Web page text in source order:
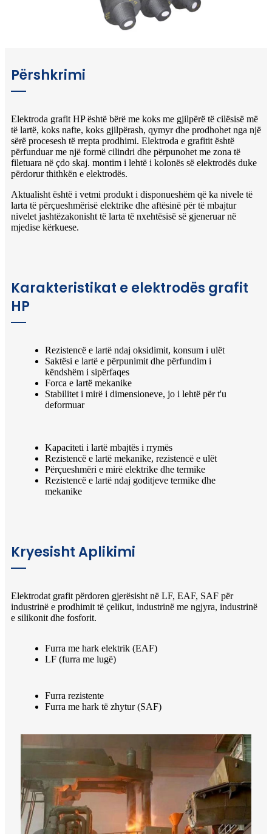
Përshkrimi
Elektroda grafit HP është bërë me koks me gjilpërë të cilësisë më
të lartë, koks nafte, koks gjilpërash, qymyr dhe prodhohet nga një
sërë procesesh të rrepta prodhimi. Elektroda e grafitit është
përfunduar me një formë cilindri dhe përpunohet me zona të
filetuara në çdo skaj. montim i lehtë i kolonës së elektrodës duke
përdorur thithkën e elektrodës.
Aktualisht është i vetmi produkt i disponueshëm që ka nivele të
larta të përçueshmërisë elektrike dhe aftësinë për të mbajtur
nivelet jashtëzakonisht të larta të nxehtësisë së gjeneruar në
mjedise kërkuese.
Karakteristikat e elektrodës grafit
HP
Rezistencë e lartë ndaj oksidimit, konsum i ulët
Saktësi e lartë e përpunimit dhe përfundim i
këndshëm i sipërfaqes
Forca e lartë mekanike
Stabilitet i mirë i dimensioneve, jo i lehtë për t'u
deformuar
Kapaciteti i lartë mbajtës i rrymës
Rezistencë e lartë mekanike, rezistencë e ulët
Përçueshmëri e mirë elektrike dhe termike
Rezistencë e lartë ndaj goditjeve termike dhe
mekanike
Kryesisht Aplikimi
Elektrodat grafit përdoren gjerësisht në LF, EAF, SAF për
industrinë e prodhimit të çelikut, industrinë me ngjyra, industrinë
e silikonit dhe fosforit.
Furra me hark elektrik (EAF)
LF (furra me lugë)
Furra rezistente
Furra me hark të zhytur (SAF)